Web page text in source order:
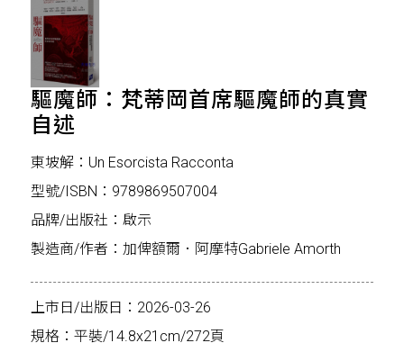
驅魔師：梵蒂岡首席驅魔師的真實
自述
東坡解：Un Esorcista Racconta
型號/ISBN：9789869507004
品牌/出版社：啟示
製造商/作者：加俾額爾．阿摩特Gabriele Amorth
上市日/出版日：2026-03-26
規格：平裝/14.8x21cm/272頁